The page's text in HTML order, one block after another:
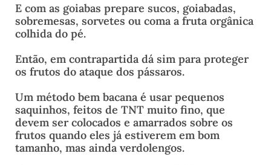
E com as goiabas prepare sucos, goiabadas,
sobremesas, sorvetes ou coma a fruta orgânica
colhida do pé.
Então, em contrapartida dá sim para proteger
os frutos do ataque dos pássaros.
Um método bem bacana é usar pequenos
saquinhos, feitos de TNT muito fino, que
devem ser colocados e amarrados sobre os
frutos quando eles já estiverem em bom
tamanho, mas ainda verdolengos.